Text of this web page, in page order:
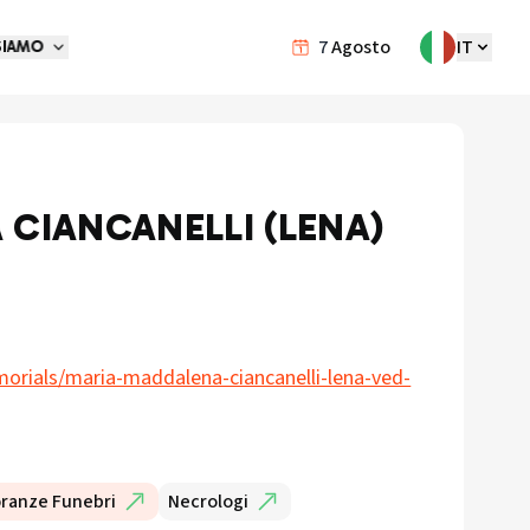
7Agosto IT
(LENA)
maria-maddalena-ciancanelli-lena-ved-
Funebri Necrologi